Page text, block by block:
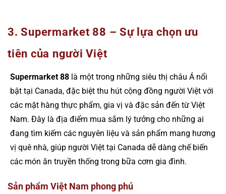
3. Supermarket 88 – Sự lựa chọn ưu
tiên của người Việt
Supermarket 88 là một trong những siêu thị châu Á nổi
bật tại Canada, đặc biệt thu hút cộng đồng người Việt với
các mặt hàng thực phẩm, gia vị và đặc sản đến từ Việt
Nam. Đây là địa điểm mua sắm lý tưởng cho những ai
đang tìm kiếm các nguyên liệu và sản phẩm mang hương
vị quê nhà, giúp người Việt tại Canada dễ dàng chế biến
các món ăn truyền thống trong bữa cơm gia đình.
Sản phẩm Việt Nam phong phú